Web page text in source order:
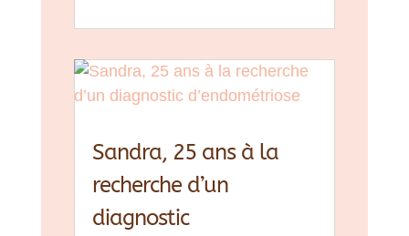
Sandra, 25 ans à la
recherche d’un
diagnostic